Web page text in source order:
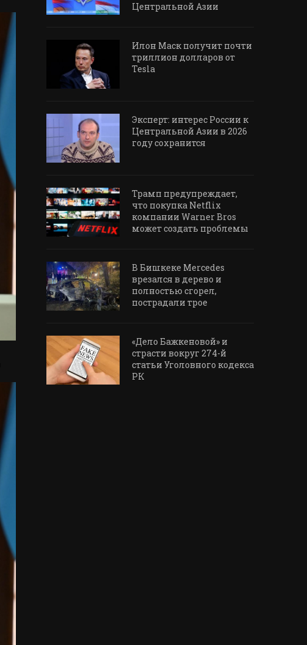
Центральной Азии
Илон Маск получит почти
триллион долларов от
Tesla
Эксперт: интерес России к
Центральной Азии в 2026
году сохранится
Трамп предупреждает,
что покупка Netflix
компании Warner Bros
может создать проблемы
В Бишкеке Mercedes
врезался в дерево и
полностью сгорел,
пострадали трое
«Дело Бажкеновой» и
страсти вокруг 274-й
статьи Уголовного кодекса
РК